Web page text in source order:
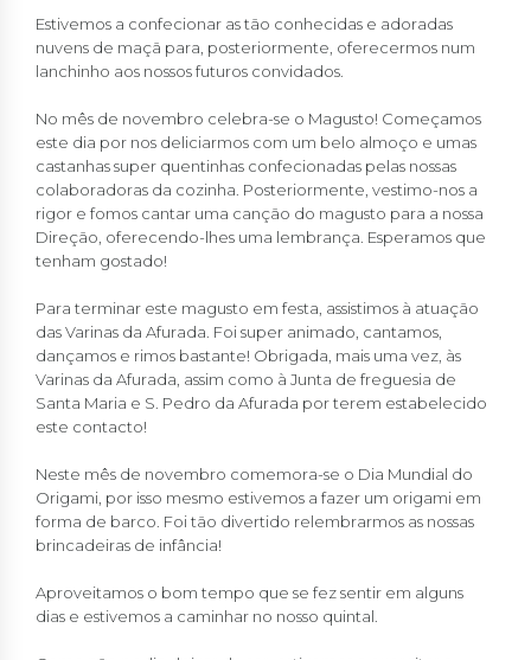
Estivemos a confecionar as tão conhecidas e adoradas
nuvens de maçã para, posteriormente, oferecermos num
lanchinho aos nossos futuros convidados.
No mês de novembro celebra-se o Magusto! Começamos
este dia por nos deliciarmos com um belo almoço e umas
castanhas super quentinhas confecionadas pelas nossas
colaboradoras da cozinha. Posteriormente, vestimo-nos a
rigor e fomos cantar uma canção do magusto para a nossa
Direção, oferecendo-lhes uma lembrança. Esperamos que
tenham gostado!
Para terminar este magusto em festa, assistimos à atuação
das Varinas da Afurada. Foi super animado, cantamos,
dançamos e rimos bastante! Obrigada, mais uma vez, às
Varinas da Afurada, assim como à Junta de freguesia de
Santa Maria e S. Pedro da Afurada por terem estabelecido
este contacto!
Neste mês de novembro comemora-se o Dia Mundial do
Origami, por isso mesmo estivemos a fazer um origami em
forma de barco. Foi tão divertido relembrarmos as nossas
brincadeiras de infância!
Aproveitamos o bom tempo que se fez sentir em alguns
dias e estivemos a caminhar no nosso quintal.